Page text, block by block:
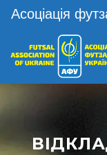
Асоціація